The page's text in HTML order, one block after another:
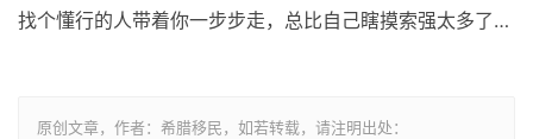
找个懂行的人带着你一步步走，总比自己瞎摸索强太多了…
原创文章，作者：希腊移民，如若转载，请注明出处：